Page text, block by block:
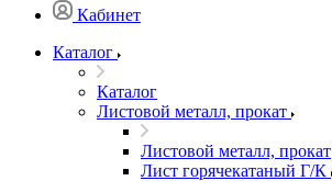
Кабинет
Каталог
Каталог
Листовой металл, прокат
Листовой металл, прокат
Лист горячекатаный Г/К